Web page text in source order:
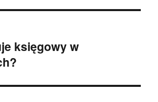
księgowy w